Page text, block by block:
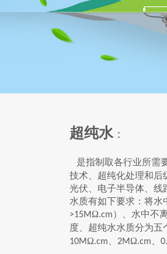
超纯水：
是指制取各行业所需
技术、超纯化处理和后
光伏、电子半导体、线
水质有如下要求：将水
>15M Ω.cm）、水中不
度、超纯水水质分为五
10M Ω.cm 2M Ω.cm